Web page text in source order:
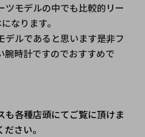
モデルの中でも比較的リー
なります。
デルであると思います是非フ
腕時計ですのでおすすめで
各種店頭にてご覧に頂けま
さい。